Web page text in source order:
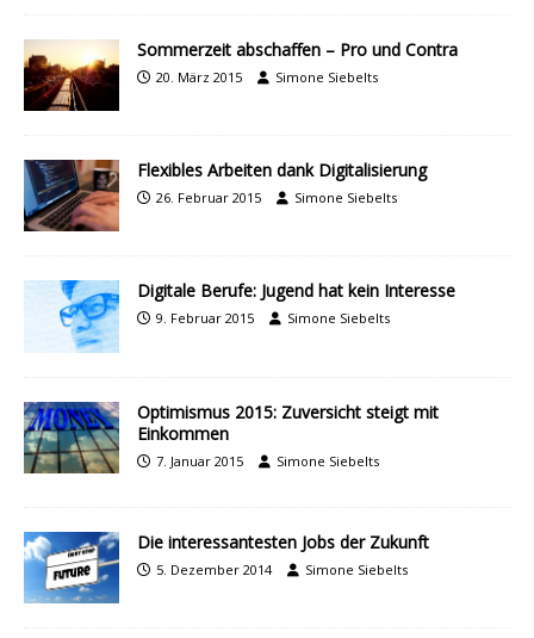
Sommerzeit abschaffen – Pro und Contra
20. März 2015 Simone Siebelts
Flexibles Arbeiten dank Digitalisierung
26. Februar 2015 Simone Siebelts
Digitale Berufe: Jugend hat kein Interesse
9. Februar 2015 Simone Siebelts
Optimismus 2015: Zuversicht steigt mit
Einkommen
7. Januar 2015 Simone Siebelts
Die interessantesten Jobs der Zukunft
5. Dezember 2014 Simone Siebelts